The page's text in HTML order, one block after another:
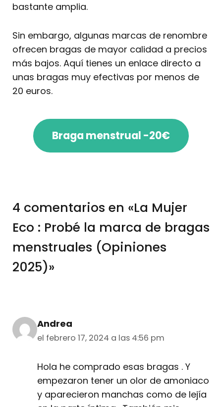
bastante amplia.
Sin embargo, algunas marcas de renombre
ofrecen bragas de mayor calidad a precios
más bajos. Aquí tienes un enlace directo a
unas bragas muy efectivas por menos de
20 euros.
Braga menstrual -20€
4 comentarios en «La Mujer
Eco : Probé la marca de bragas
menstruales (Opiniones
2025)»
Andrea
el febrero 17, 2024 a las 4:56 pm
Hola he comprado esas bragas . Y
empezaron tener un olor de amoniaco
y aparecieron manchas como de lejía